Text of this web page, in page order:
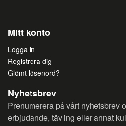
Mitt konto
Logga in
Registrera dig
Glömt lösenord?
Nyhetsbrev
Prenumerera på vårt nyhetsbrev
erbjudande, tävling eller annat